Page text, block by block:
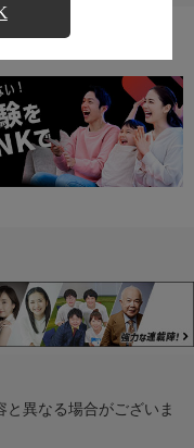
異なる場合がございま